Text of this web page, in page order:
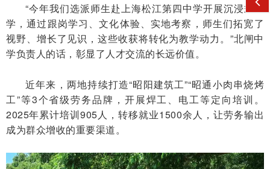
“今年我们选派师生赴上海松江第四中学开展沉浸式研
学，通过跟岗学习、文化体验、实地考察，师生们拓宽了
视野、增长了见识，这些收获将转化为教学动力。”北闸中
学负责人的话，彰显了人才交流的长远价值。
近年来，两地持续打造“昭阳建筑工”“昭通小肉串烧烤
工”等3个省级劳务品牌，开展焊工、电工等定向培训。
2025年累计培训905人，转移就业1500余人，让劳务输出
成为群众增收的重要渠道。